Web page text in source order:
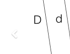
Previous